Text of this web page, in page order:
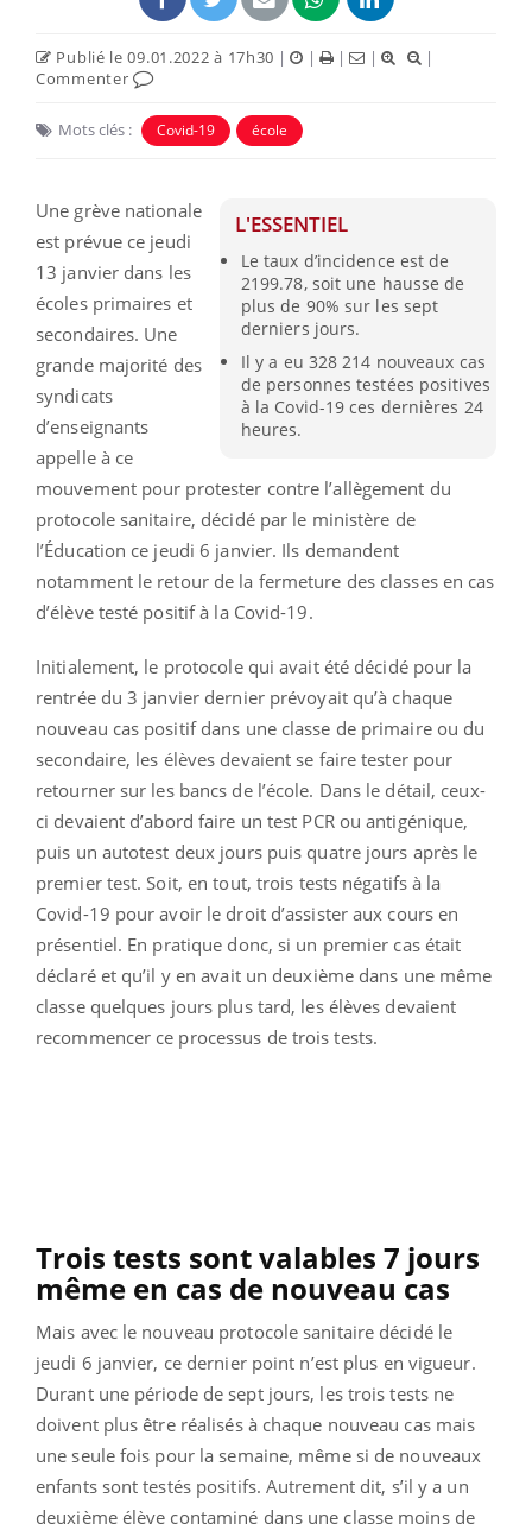
Publié le 09.01.2022 à 17h30 | | | |
|
Commenter
Mots clés : Covid-19 école
L'ESSENTIEL
Le taux d’incidence est de
2199.78, soit une hausse de
plus de 90% sur les sept
derniers jours.
Il y a eu 328 214 nouveaux cas
de personnes testées positives
à la Covid-19 ces dernières 24
heures.
Une grève nationale
est prévue ce jeudi
13 janvier dans les
écoles primaires et
secondaires. Une
grande majorité des
syndicats
d’enseignants
appelle à ce
mouvement pour protester contre l’allègement du
protocole sanitaire, décidé par le ministère de
l’Éducation ce jeudi 6 janvier. Ils demandent
notamment le retour de la fermeture des classes en cas
d’élève testé positif à la Covid-19.
Initialement, le protocole qui avait été décidé pour la
rentrée du 3 janvier dernier prévoyait qu’à chaque
nouveau cas positif dans une classe de primaire ou du
secondaire, les élèves devaient se faire tester pour
retourner sur les bancs de l’école. Dans le détail, ceux-
ci devaient d’abord faire un test PCR ou antigénique,
puis un autotest deux jours puis quatre jours après le
premier test. Soit, en tout, trois tests négatifs à la
Covid-19 pour avoir le droit d’assister aux cours en
présentiel. En pratique donc, si un premier cas était
déclaré et qu’il y en avait un deuxième dans une même
classe quelques jours plus tard, les élèves devaient
recommencer ce processus de trois tests.
Trois tests sont valables 7 jours
même en cas de nouveau cas
Mais avec le nouveau protocole sanitaire décidé le
jeudi 6 janvier, ce dernier point n’est plus en vigueur.
Durant une période de sept jours, les trois tests ne
doivent plus être réalisés à chaque nouveau cas mais
une seule fois pour la semaine, même si de nouveaux
enfants sont testés positifs. Autrement dit, s’il y a un
deuxième élève contaminé dans une classe moins de